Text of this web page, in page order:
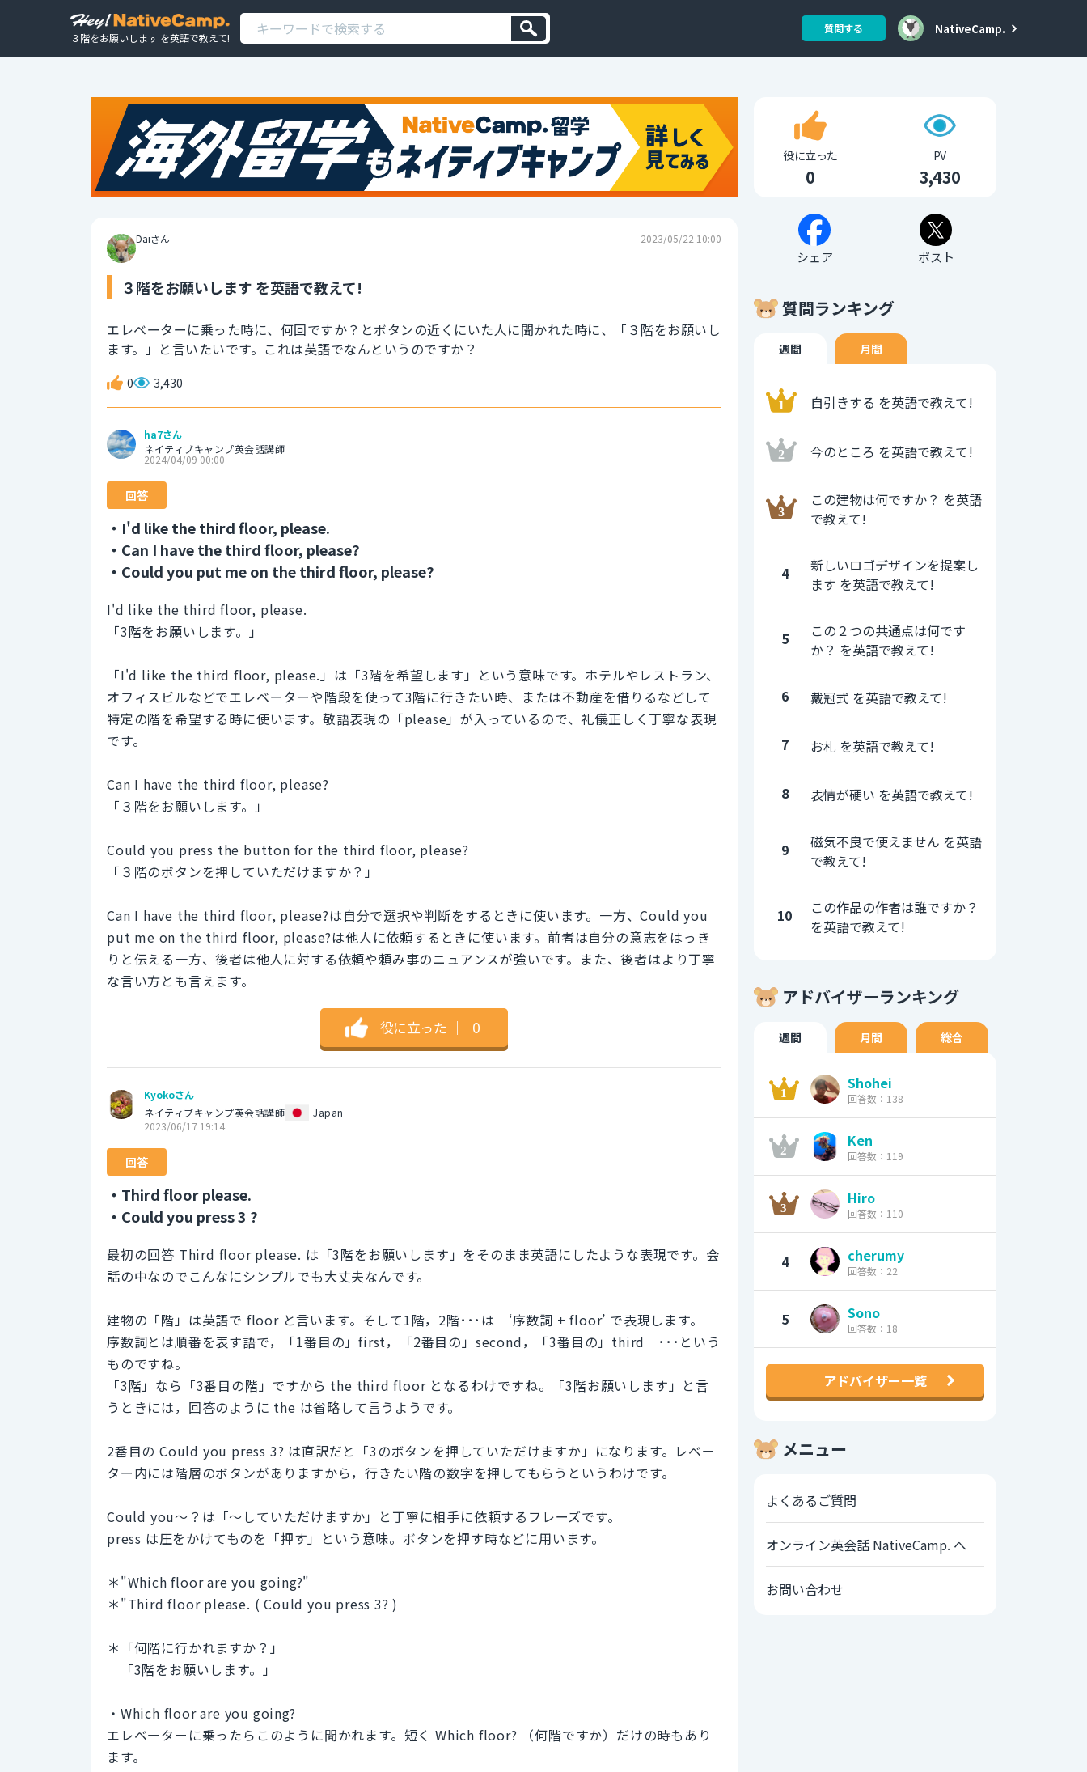
３階をお願いします を英語で教えて!
質問する NativeCamp.
Daiさん 2023/05/22 10:00
３階をお願いします を英語で教えて!
エレベーターに乗った時に、何回ですか？とボタンの近くにいた人に聞かれた時に、「３階をお願いし
ます。」と言いたいです。これは英語でなんというのですか？
0 3,430
ha7さん
ネイティブキャンプ英会話講師
2024/04/09 00:00
回答
・I'd like the third floor, please.
・Can I have the third floor, please?
・Could you put me on the third floor, please?
I'd like the third floor, please.
「3階をお願いします。」
「I'd like the third floor, please.」は「3階を希望します」という意味です。ホテルやレストラン、
オフィスビルなどでエレベーターや階段を使って3階に行きたい時、または不動産を借りるなどして
特定の階を希望する時に使います。敬語表現の「please」が入っているので、礼儀正しく丁寧な表現
です。
Can I have the third floor, please?
「３階をお願いします。」
Could you press the button for the third floor, please?
「３階のボタンを押していただけますか？」
Can I have the third floor, please?は自分で選択や判断をするときに使います。一方、Could you
put me on the third floor, please?は他人に依頼するときに使います。前者は自分の意志をはっき
りと伝える一方、後者は他人に対する依頼や頼み事のニュアンスが強いです。また、後者はより丁寧
な言い方とも言えます。
役に立った ｜ 0
Kyokoさん
ネイティブキャンプ英会話講師
Japan
2023/06/17 19:14
回答
・Third floor please.
・Could you press 3 ?
最初の回答 Third floor please. は「3階をお願いします」をそのまま英語にしたような表現です。会
話の中なのでこんなにシンプルでも大丈夫なんです。
建物の「階」は英語で floor と言います。そして1階，2階･･･は ‘序数詞 + floor’ で表現します。
序数詞とは順番を表す語で，「1番目の」first，「2番目の」second，「3番目の」third ･･･という
ものですね。
「3階」なら「3番目の階」ですから the third floor となるわけですね。「3階お願いします」と言
うときには，回答のように the は省略して言うようです。
2番目の Could you press 3? は直訳だと「3のボタンを押していただけますか」になります。レベー
ター内には階層のボタンがありますから，行きたい階の数字を押してもらうというわけです。
Could you～？は「～していただけますか」と丁寧に相手に依頼するフレーズです。
press は圧をかけてものを「押す」という意味。ボタンを押す時などに用います。
＊"Which floor are you going?"
＊"Third floor please. ( Could you press 3? )
＊「何階に行かれますか？」
「3階をお願いします。」
・Which floor are you going?
エレベーターに乗ったらこのように聞かれます。短く Which floor? （何階ですか）だけの時もあり
ます。
役に立った
0
PV
3,430
シェア ポスト
質問ランキング
週間 月間
自引きする を英語で教えて!
今のところ を英語で教えて!
この建物は何ですか？ を英語
で教えて!
4
新しいロゴデザインを提案し
ます を英語で教えて!
5
この２つの共通点は何です
か？ を英語で教えて!
6 戴冠式 を英語で教えて!
7 お札 を英語で教えて!
8 表情が硬い を英語で教えて!
9
磁気不良で使えません を英語
で教えて!
10
この作品の作者は誰ですか？
を英語で教えて!
アドバイザーランキング
週間 月間 総合
Shohei
回答数：138
Ken
回答数：119
Hiro
回答数：110
4 cherumy
回答数：22
5 Sono
回答数：18
アドバイザー一覧
メニュー
よくあるご質問
オンライン英会話 NativeCamp. へ
お問い合わせ